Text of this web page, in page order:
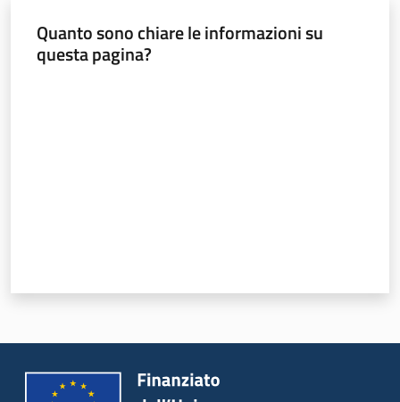
Quanto sono chiare le informazioni su
questa pagina?